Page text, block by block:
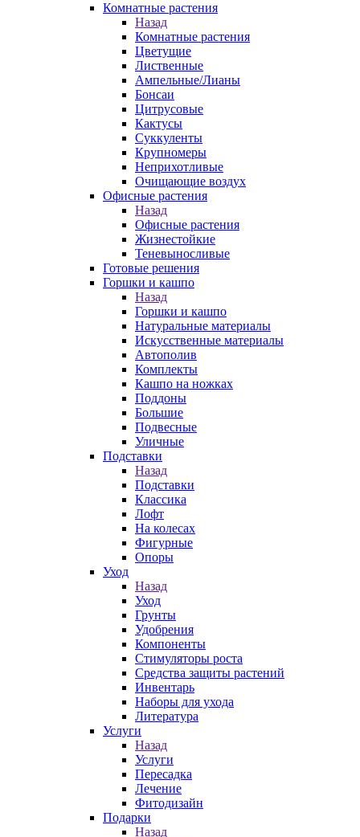
Комнатные растения
Назад
Комнатные растения
Цветущие
Лиственные
Ампельные/Лианы
Бонсаи
Цитрусовые
Кактусы
Суккуленты
Крупномеры
Неприхотливые
Очищающие воздух
Офисные растения
Назад
Офисные растения
Жизнестойкие
Теневыносливые
Готовые решения
Горшки и кашпо
Назад
Горшки и кашпо
Натуральные материалы
Искусственные материалы
Автополив
Комплекты
Кашпо на ножках
Поддоны
Большие
Подвесные
Уличные
Подставки
Назад
Подставки
Классика
Лофт
На колесах
Фигурные
Опоры
Уход
Назад
Уход
Грунты
Удобрения
Компоненты
Стимуляторы роста
Средства защиты растений
Инвентарь
Наборы для ухода
Литература
Услуги
Назад
Услуги
Пересадка
Лечение
Фитодизайн
Подарки
Назад